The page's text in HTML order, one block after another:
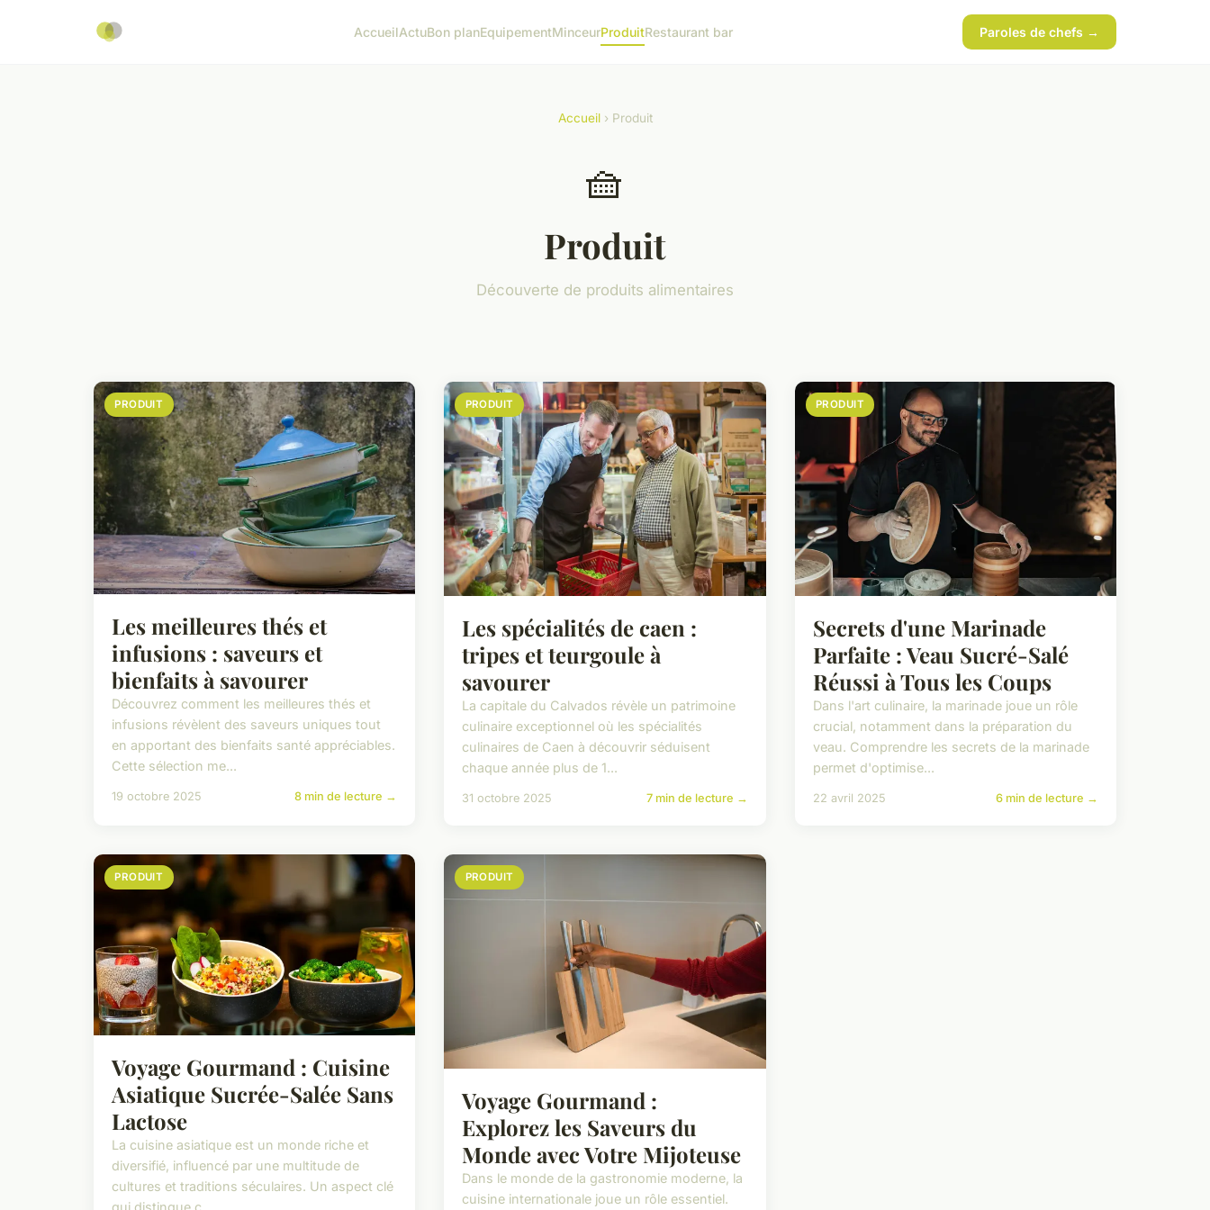
AccueilActuBon planEquipementMinceurProduitRestaurant bar Paroles de chefs →
Accueil› Produit
🧺
Produit
Découverte de produits alimentaires
PRODUIT
Les meilleures thés et
infusions : saveurs et
bienfaits à savourer
Découvrez comment les meilleures thés et
infusions révèlent des saveurs uniques tout
en apportant des bienfaits santé appréciables.
Cette sélection me...
19 octobre 2025 8 min de lecture →
PRODUIT
Les spécialités de caen :
tripes et teurgoule à
savourer
La capitale du Calvados révèle un patrimoine
culinaire exceptionnel où les spécialités
culinaires de Caen à découvrir séduisent
chaque année plus de 1...
31 octobre 2025 7 min de lecture →
PRODUIT
Secrets d'une Marinade
Parfaite : Veau Sucré-Salé
Réussi à Tous les Coups
Dans l'art culinaire, la marinade joue un rôle
crucial, notamment dans la préparation du
veau. Comprendre les secrets de la marinade
permet d'optimise...
22 avril 2025 6 min de lecture →
PRODUIT
Voyage Gourmand : Cuisine
Asiatique Sucrée-Salée Sans
Lactose
La cuisine asiatique est un monde riche et
diversifié, influencé par une multitude de
cultures et traditions séculaires. Un aspect clé
qui distingue c...
PRODUIT
Voyage Gourmand :
Explorez les Saveurs du
Monde avec Votre Mijoteuse
Dans le monde de la gastronomie moderne, la
cuisine internationale joue un rôle essentiel.